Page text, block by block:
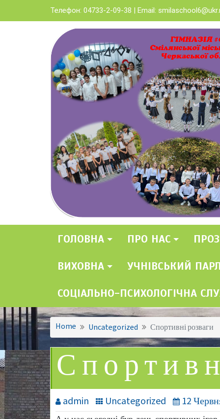
to
Телефон: 04733-2-09-38 | Email:
ГОЛОВНА ПРО НАС
ВИХОВНА УЧНІВСЬКИЙ
СОЦІАЛЬНО-ПСИХОЛОГІЧНА
Home Uncategorized Спортивні розваги
admin Uncategorized 12